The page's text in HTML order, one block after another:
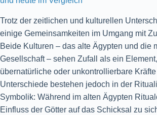
Trotz der zeitlichen und kulturellen
einige Gemeinsamkeiten im Umgang mit
Beide Kulturen – das alte Ägypten und die
Gesellschaft – sehen Zufall als ein
übernatürliche oder unkontrollierbare
Unterschiede bestehen jedoch in der
Symbolik: Während im alten Ägypten
Einfluss der Götter auf das Schicksal zu